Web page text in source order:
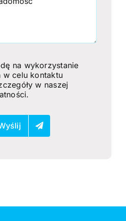
na wykorzystanie
w celu kontaktu
w naszej
.